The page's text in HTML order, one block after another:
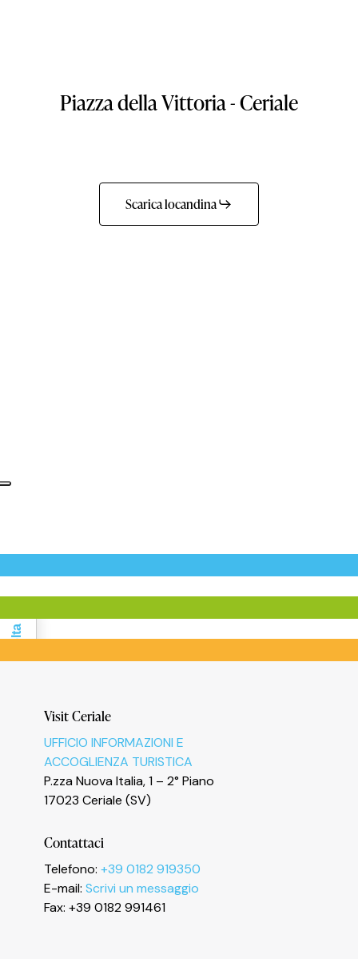
PiazzadellaVittoria-Ceriale
Scarica locandina
Visit Ceriale
UFFICIO INFORMAZIONI E
ACCOGLIENZA TURISTICA
P.zza Nuova Italia, 1 – 2° Piano
17023 Ceriale (SV)
Contattaci
Telefono: +39 0182 919350
E-mail: Scrivi un messaggio
Fax: +39 0182 991461
Informativa sulla raccolta